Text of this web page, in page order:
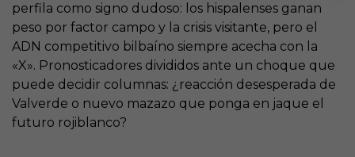
perfila como signo dudoso: los hispalenses ganan
peso por factor campo y la crisis visitante, pero el
ADN competitivo bilbaíno siempre acecha con la
«X». Pronosticadores divididos ante un choque que
puede decidir columnas: ¿reacción desesperada de
Valverde o nuevo mazazo que ponga en jaque el
futuro rojiblanco?